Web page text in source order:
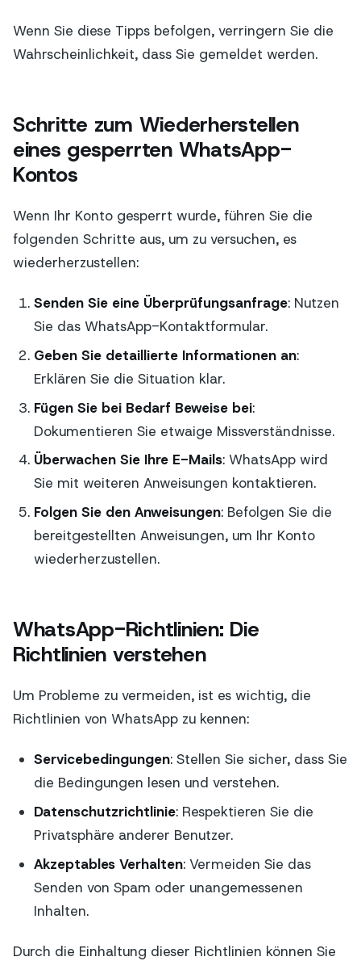
Wenn Sie diese Tipps befolgen, verringern Sie die
Wahrscheinlichkeit, dass Sie gemeldet werden.
Schritte zum Wiederherstellen
eines gesperrten WhatsApp-
Kontos
Wenn Ihr Konto gesperrt wurde, führen Sie die
folgenden Schritte aus, um zu versuchen, es
wiederherzustellen:
Senden Sie eine Überprüfungsanfrage: Nutzen
Sie das WhatsApp-Kontaktformular.
Geben Sie detaillierte Informationen an:
Erklären Sie die Situation klar.
Fügen Sie bei Bedarf Beweise bei:
Dokumentieren Sie etwaige Missverständnisse.
Überwachen Sie Ihre E-Mails: WhatsApp wird
Sie mit weiteren Anweisungen kontaktieren.
Folgen Sie den Anweisungen: Befolgen Sie die
bereitgestellten Anweisungen, um Ihr Konto
wiederherzustellen.
WhatsApp-Richtlinien: Die
Richtlinien verstehen
Um Probleme zu vermeiden, ist es wichtig, die
Richtlinien von WhatsApp zu kennen:
Servicebedingungen: Stellen Sie sicher, dass Sie
die Bedingungen lesen und verstehen.
Datenschutzrichtlinie: Respektieren Sie die
Privatsphäre anderer Benutzer.
Akzeptables Verhalten: Vermeiden Sie das
Senden von Spam oder unangemessenen
Inhalten.
Durch die Einhaltung dieser Richtlinien können Sie